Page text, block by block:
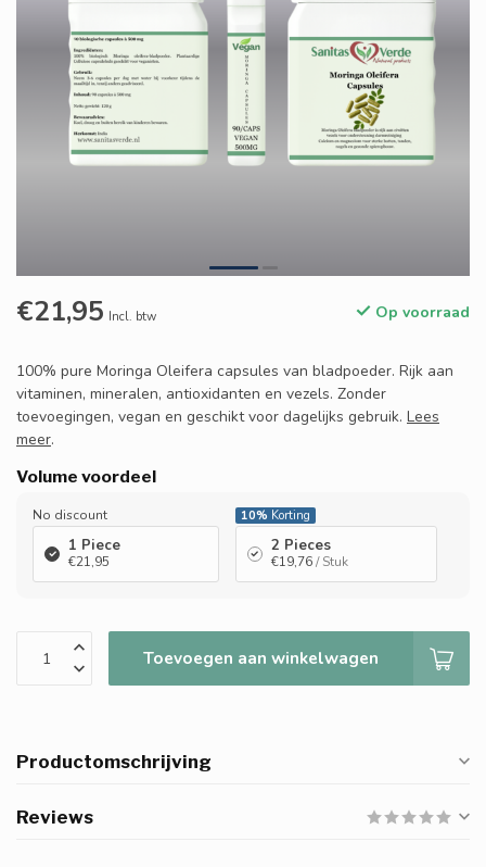
€21,95 Incl. btw Op voorraad
100% pure Moringa Oleifera capsules van bladpoeder. Rijk aan
vitaminen, mineralen, antioxidanten en vezels. Zonder
toevoegingen, vegan en geschikt voor dagelijks gebruik. Lees
meer.
Volume voordeel
No discount
1 Piece
€21,95
10% Korting
2 Pieces
€19,76 / Stuk
Toevoegen aan winkelwagen
Productomschrijving
Reviews